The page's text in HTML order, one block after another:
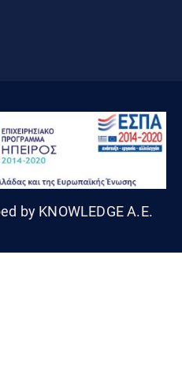
by KNOWLEDGE A.E.